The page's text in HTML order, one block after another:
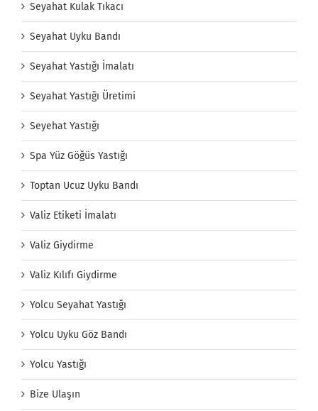
Seyahat Kulak Tıkacı
Seyahat Uyku Bandı
Seyahat Yastığı İmalatı
Seyahat Yastığı Üretimi
Seyehat Yastığı
Spa Yüz Göğüs Yastığı
Toptan Ucuz Uyku Bandı
Valiz Etiketi İmalatı
Valiz Giydirme
Valiz Kılıfı Giydirme
Yolcu Seyahat Yastığı
Yolcu Uyku Göz Bandı
Yolcu Yastığı
Bize Ulaşın